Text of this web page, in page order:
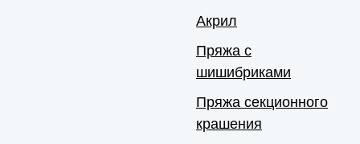
Акрил
Пряжа с
шишибриками
Пряжа секционного
крашения